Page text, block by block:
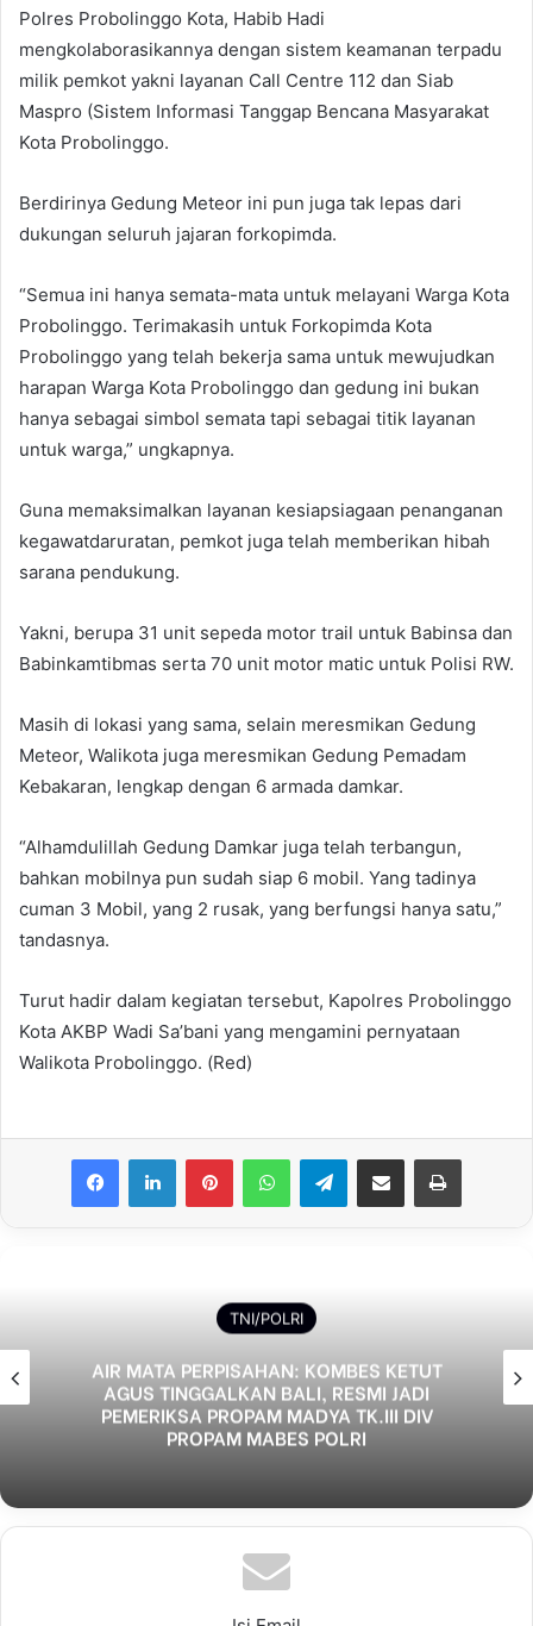
Polres Probolinggo Kota, Habib Hadi
mengkolaborasikannya dengan sistem keamanan terpadu
milik pemkot yakni layanan Call Centre 112 dan Siab
Maspro (Sistem Informasi Tanggap Bencana Masyarakat
Kota Probolinggo.
Berdirinya Gedung Meteor ini pun juga tak lepas dari
dukungan seluruh jajaran forkopimda.
“Semua ini hanya semata-mata untuk melayani Warga Kota
Probolinggo. Terimakasih untuk Forkopimda Kota
Probolinggo yang telah bekerja sama untuk mewujudkan
harapan Warga Kota Probolinggo dan gedung ini bukan
hanya sebagai simbol semata tapi sebagai titik layanan
untuk warga,” ungkapnya.
Guna memaksimalkan layanan kesiapsiagaan penanganan
kegawatdaruratan, pemkot juga telah memberikan hibah
sarana pendukung.
Yakni, berupa 31 unit sepeda motor trail untuk Babinsa dan
Babinkamtibmas serta 70 unit motor matic untuk Polisi RW.
Masih di lokasi yang sama, selain meresmikan Gedung
Meteor, Walikota juga meresmikan Gedung Pemadam
Kebakaran, lengkap dengan 6 armada damkar.
“Alhamdulillah Gedung Damkar juga telah terbangun,
bahkan mobilnya pun sudah siap 6 mobil. Yang tadinya
cuman 3 Mobil, yang 2 rusak, yang berfungsi hanya satu,”
tandasnya.
Turut hadir dalam kegiatan tersebut, Kapolres Probolinggo
Kota AKBP Wadi Sa’bani yang mengamini pernyataan
Walikota Probolinggo. (Red)
Telegram
TNI/POLRI
Bhabinkamtibmas Polsek Sukorejo Dorong
Pemanfaatan Lahan Produktif untuk
Dukung Ketahanan Pangan Nasional